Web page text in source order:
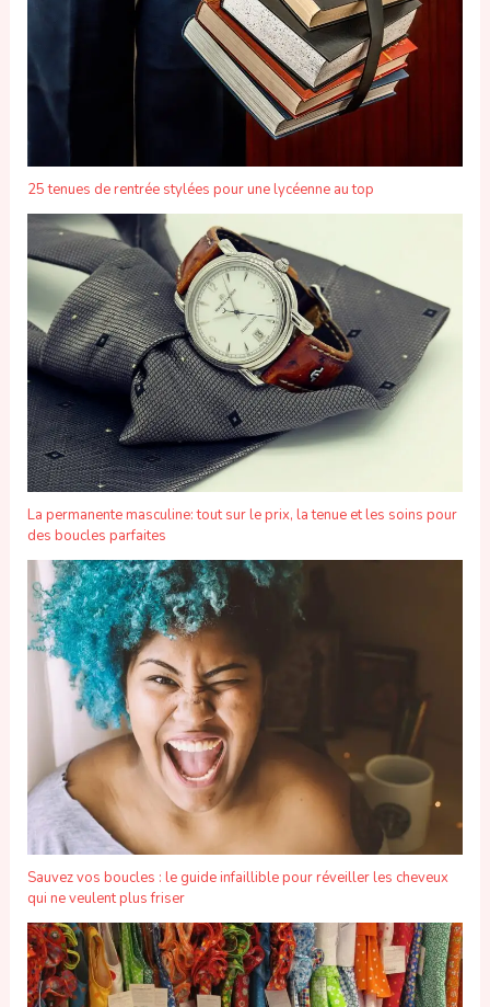
25 tenues de rentrée stylées pour une lycéenne au top
La permanente masculine: tout sur le prix, la tenue et les soins pour
des boucles parfaites
Sauvez vos boucles : le guide infaillible pour réveiller les cheveux
qui ne veulent plus friser